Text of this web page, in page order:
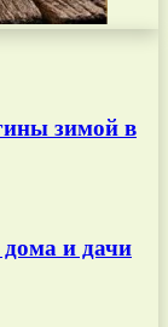
зимой в
и дачи